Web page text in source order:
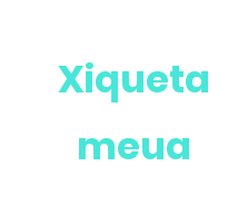
Xiqueta
meua